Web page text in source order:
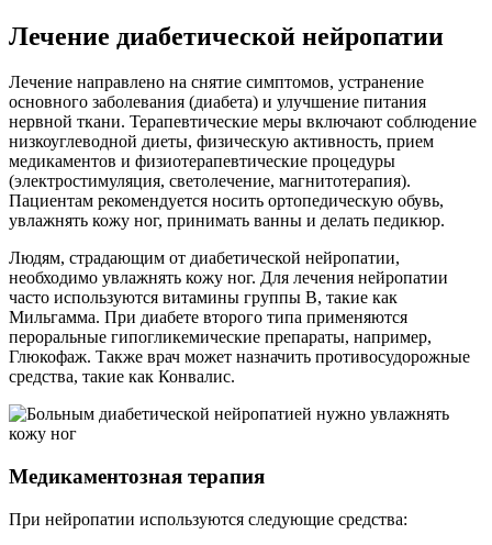
Лечение диабетической нейропатии
Лечение направлено на снятие симптомов, устранение
основного заболевания (диабета) и улучшение питания
нервной ткани. Терапевтические меры включают соблюдение
низкоуглеводной диеты, физическую активность, прием
медикаментов и физиотерапевтические процедуры
(электростимуляция, светолечение, магнитотерапия).
Пациентам рекомендуется носить ортопедическую обувь,
увлажнять кожу ног, принимать ванны и делать педикюр.
Людям, страдающим от диабетической нейропатии,
необходимо увлажнять кожу ног. Для лечения нейропатии
часто используются витамины группы B, такие как
Мильгамма. При диабете второго типа применяются
пероральные гипогликемические препараты, например,
Глюкофаж. Также врач может назначить противосудорожные
средства, такие как Конвалис.
Медикаментозная терапия
При нейропатии используются следующие средства: